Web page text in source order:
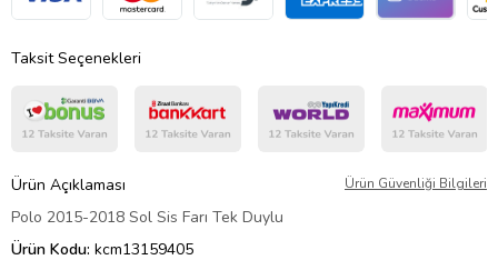
Taksit Seçenekleri
Ürün Açıklaması Ürün Güvenliği Bilgileri
Polo 2015-2018 Sol Sis Farı Tek Duylu
Ürün Kodu: kcm13159405